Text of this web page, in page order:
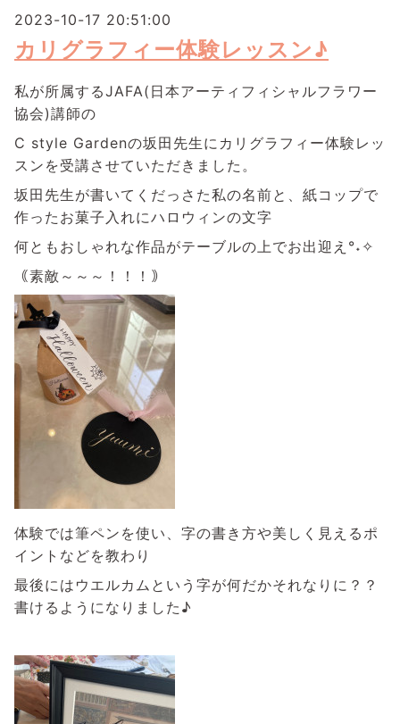
2023-10-17 20:51:00
カリグラフィー体験レッスン♪
私が所属するJAFA(日本アーティフィシャルフラワー
協会)講師の
C style Gardenの坂田先生にカリグラフィー体験レッ
スンを受講させていただきました。
坂田先生が書いてくだっさた私の名前と、紙コップで
作ったお菓子入れにハロウィンの文字
何ともおしゃれな作品がテーブルの上でお出迎え°˖✧
｟素敵～～～！！！｠
体験では筆ペンを使い、字の書き方や美しく見えるポ
イントなどを教わり
最後にはウエルカムという字が何だかそれなりに？？
書けるようになりました♪